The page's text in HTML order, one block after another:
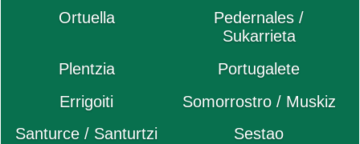
Ortuella
Pedernales /
Sukarrieta
Plentzia
Portugalete
Errigoiti
Somorrostro / Muskiz
Santurce / Santurtzi
Sestao